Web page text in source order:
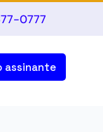
0777
assinante